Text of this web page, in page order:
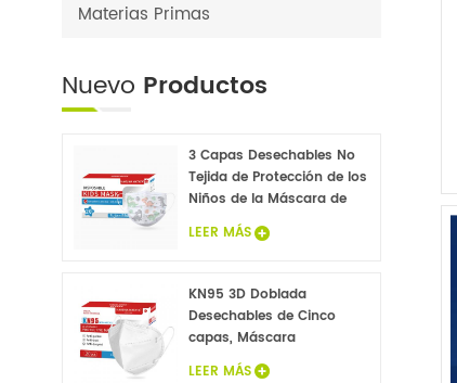
Materias Primas
Nuevo Productos
3 Capas Desechables No
Tejida de Protección de los
Niños de la Máscara de
Cara 20PCS
LEER MÁS
KN95 3D Doblada
Desechables de Cinco
capas, Máscara
Protectora 20Pcs
LEER MÁS